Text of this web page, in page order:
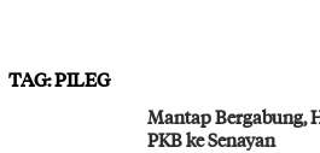
TAG:PILEG
Mantap Bergabung,
PKB ke Senayan